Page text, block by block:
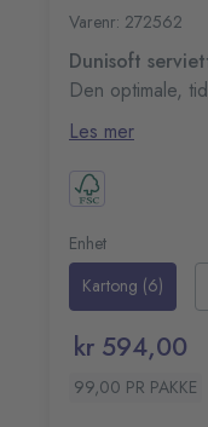
Varenr: 272562
Dunisoft
Den optimale,
av begrenset tid.
Les mer
Enhet
Kartong (6)
kr 594,00
99,00 PR PAKKE